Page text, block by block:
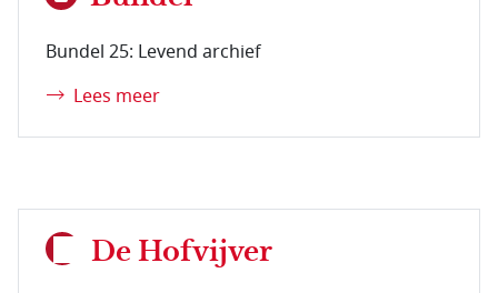
Bundel 25: Levend archief
Lees meer
De Hofvijver